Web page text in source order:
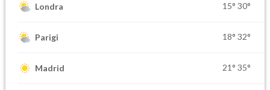
Londra 15° 30°
Parigi 18° 32°
Madrid 21° 35°